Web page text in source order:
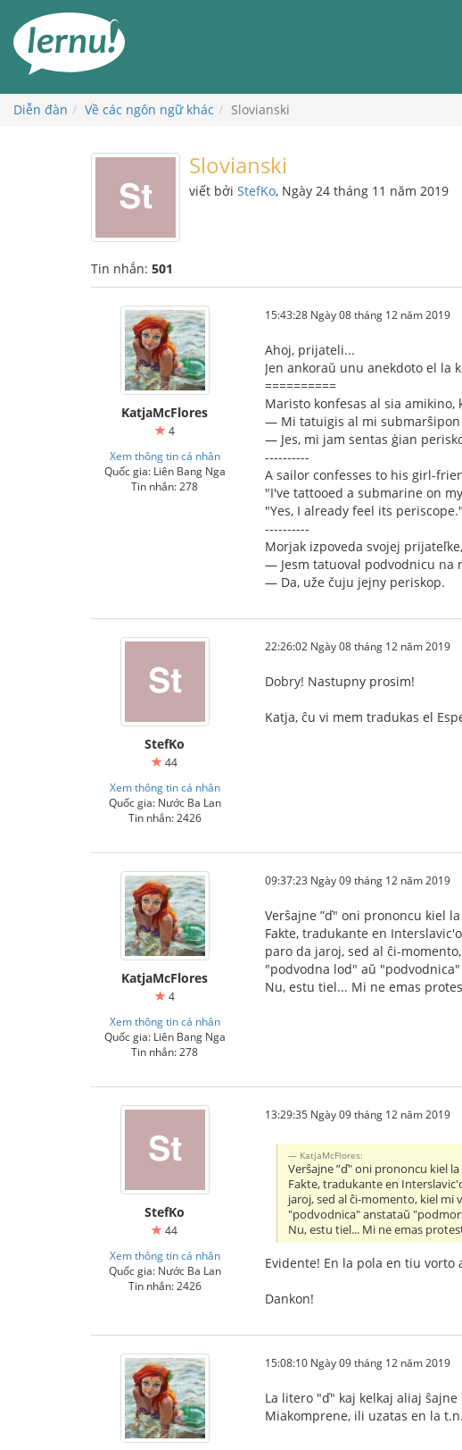
đến
phần
dung
Diễn đàn Về các ngôn ngữ khác Slovianski
Slovianski
viết bởi StefKo, Ngày 24 tháng 11 năm 2019
Tin nhắn: 501
KatjaMcFlores
4
Xem thông tin cá nhân
Quốc gia: Liên Bang Nga
Tin nhắn: 278
15:43:28 Ngày 08 tháng 12 năm 2019
Ahoj, prijateli...
Jen ankoraŭ unu anekdoto el la
==========
Maristo konfesas al sia
— Mi tatuigis al mi submarŝipon
— Jes, mi jam sentas ġian
----------
A sailor confesses to his girl-
"I've tattooed a submarine on
"Yes, I already feel its periscope."
----------
Morjak izpoveda svojej
— Jesm tatuoval podvodnicu na
— Da, uže čuju jejny periskop.
StefKo
44
Xem thông tin cá nhân
Quốc gia: Nước Ba Lan
Tin nhắn: 2426
22:26:02 Ngày 08 tháng 12 năm 2019
Dobry! Nastupny prosim!
Katja, ĉu vi mem tradukas el
KatjaMcFlores
4
Xem thông tin cá nhân
Quốc gia: Liên Bang Nga
Tin nhắn: 278
09:37:23 Ngày 09 tháng 12 năm 2019
Verŝajne ”ď" oni prononcu kiel
Fakte, tradukante en
paro da jaroj, sed al ĉi-
"podvodna lod" aŭ
Nu, estu tiel... Mi ne emas
StefKo
44
Xem thông tin cá nhân
Quốc gia: Nước Ba Lan
Tin nhắn: 2426
13:29:35 Ngày 09 tháng 12 năm 2019
KatjaMcFlores:
Verŝajne ”ď" oni prononcu kiel
Fakte, tradukante en
jaroj, sed al ĉi-momento, kiel
"podvodnica" anstataŭ
Nu, estu tiel... Mi ne emas
Evidente! En la pola en tiu vorto
Dankon!
15:08:10 Ngày 09 tháng 12 năm 2019
La litero "ď" kaj kelkaj aliaj
Miakomprene, ili uzatas en la